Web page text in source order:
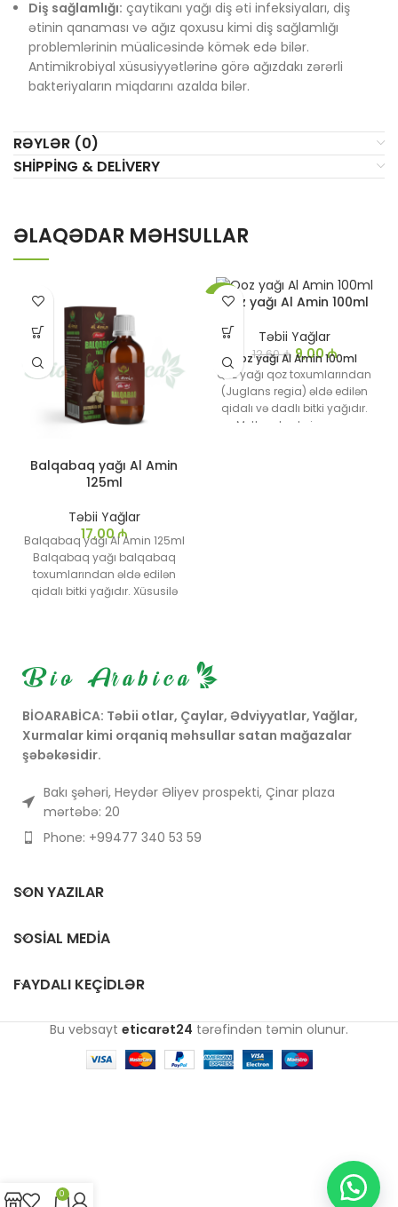
Diş sağlamlığı: çaytikanı yağı diş əti infeksiyaları, diş
ətinin qanaması və ağız qoxusu kimi diş sağlamlığı
problemlərinin müalicəsində kömək edə bilər.
Antimikrobiyal xüsusiyyətlərinə görə ağızdakı zərərli
bakteriyaların miqdarını azalda bilər.
RƏYLƏR (0)
SHIPPING & DELIVERY
ƏLAQƏDAR MƏHSULLAR
Balqabaq yağı Al Amin
125ml
Təbii Yağlar
17,00₼
Balqabaq yağı Al Amin 125ml
Balqabaq yağı balqabaq
toxumlarından əldə edilən
qidalı bitki yağıdır. Xüsusilə
geniş istifadə olunur.
-29%
Qoz yağı Al Amin 100ml
Təbii Yağlar
12,60₼ 9,00₼
Qoz yağı Al Amin 100ml
Qoz yağı qoz toxumlarından
(Juglans regia) əldə edilən
qidalı və dadlı bitki yağıdır.
Mətbəxdə, dəri və saç
BİOARABİCA: Təbii otlar, Çaylar, Ədviyyatlar, Yağlar,
Xurmalar kimi orqaniq məhsullar satan mağazalar
şəbəkəsidir.
Bakı şəhəri, Heydər Əliyev prospekti, Çinar plaza
mərtəbə: 20
Phone: +99477 340 53 59
SON YAZILAR
SOSIAL MEDIA
FAYDALI KEÇIDLƏR
Bu vebsayt eticarət24 tərəfindən təmin olunur.
0